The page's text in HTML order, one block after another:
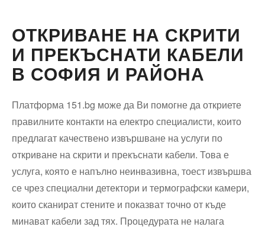
ОТКРИВАНЕ НА СКРИТИ
И ПРЕКЪСНАТИ КАБЕЛИ
В СОФИЯ И РАЙОНА
Платформа 151.bg може да Ви помогне да откриете
правилните контакти на електро специалисти, които
предлагат качествено извършване на услуги по
откриване на скрити и прекъснати кабели. Това е
услуга, която е напълно неинвазивна, тоест извършва
се чрез специални детектори и термографски камери,
които сканират стените и показват точно от къде
минават кабели зад тях. Процедурата не налага